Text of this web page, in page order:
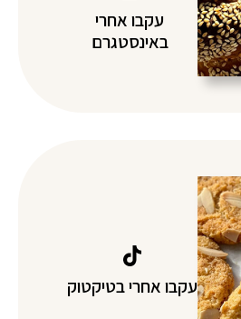
עקבו אחרי
באינסטגרם
עקבו אחרי בטיקטוק